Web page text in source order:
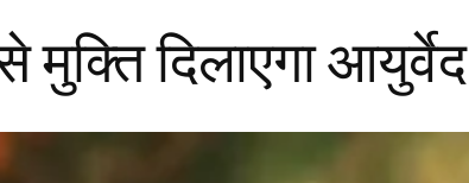
दिलाएगा आयुर्वेद